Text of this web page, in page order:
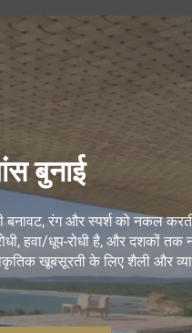
बुनाई
रंग और स्पर्श को नकल
हवा/धूप-रोधी है, और दशकों
खूबसूरती के लिए शैली और